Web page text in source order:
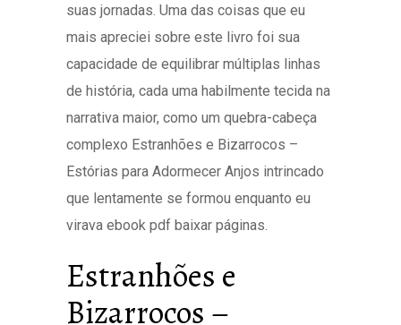
suas jornadas. Uma das coisas que eu
mais apreciei sobre este livro foi sua
capacidade de equilibrar múltiplas linhas
de história, cada uma habilmente tecida na
narrativa maior, como um quebra-cabeça
complexo Estranhões e Bizarrocos –
Estórias para Adormecer Anjos intrincado
que lentamente se formou enquanto eu
virava ebook pdf baixar páginas.
Estranhões e
Bizarrocos –